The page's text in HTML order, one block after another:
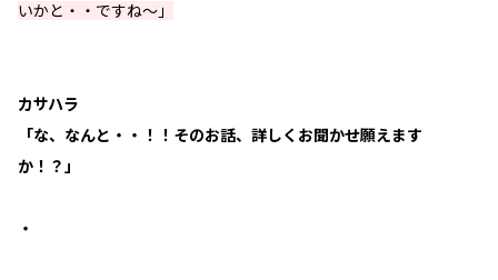
いかと・・ですね〜」
カサハラ
「な、なんと・・！！そのお話、詳しくお聞かせ願えます
か！？」
・